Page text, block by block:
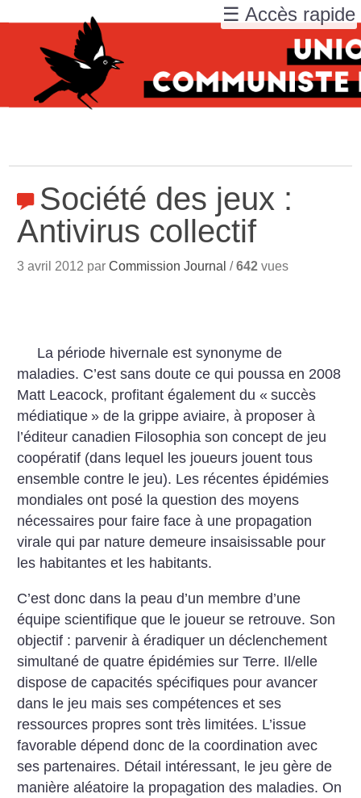
Société des jeux :
Antivirus collectif
3 avril 2012 parCommission Journal /642 vues
La période hivernale est synonyme de
maladies. C’est sans doute ce qui poussa en 2008
Matt Leacock, profitant également du « succès
médiatique » de la grippe aviaire, à proposer à
l’éditeur canadien Filosophia son concept de jeu
coopératif (dans lequel les joueurs jouent tous
ensemble contre le jeu). Les récentes épidémies
mondiales ont posé la question des moyens
nécessaires pour faire face à une propagation
virale qui par nature demeure insaisissable pour
les habitantes et les habitants.
C’est donc dans la peau d’un membre d’une
équipe scientifique que le joueur se retrouve. Son
objectif : parvenir à éradiquer un déclenchement
simultané de quatre épidémies sur Terre. Il/elle
dispose de capacités spécifiques pour avancer
dans le jeu mais ses compétences et ses
ressources propres sont très limitées. L’issue
favorable dépend donc de la coordination avec
ses partenaires. Détail intéressant, le jeu gère de
manière aléatoire la propagation des maladies. On
☰ Accès rapide